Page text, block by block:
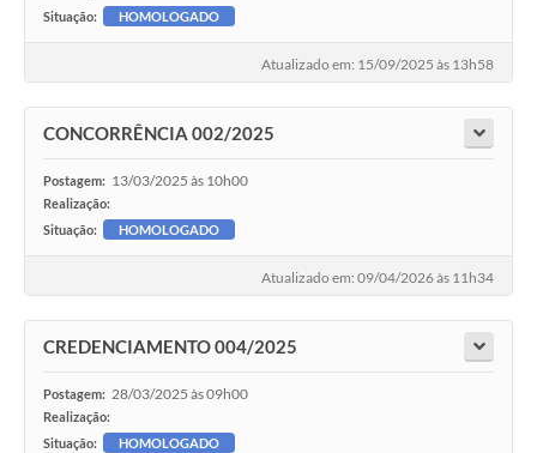
Situação:
HOMOLOGADO
Atualizado em: 15/09/2025 às 13h58
CONCORRÊNCIA 002/2025
Postagem: 13/03/2025 às 10h00
Realização:
Situação:
HOMOLOGADO
Atualizado em: 09/04/2026 às 11h34
CREDENCIAMENTO 004/2025
Postagem: 28/03/2025 às 09h00
Realização:
Situação:
HOMOLOGADO